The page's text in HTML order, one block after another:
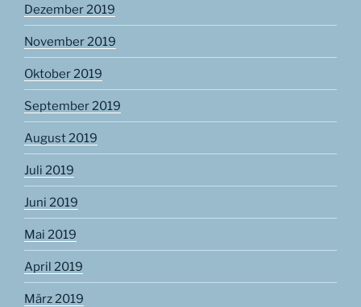
Dezember 2019
November 2019
Oktober 2019
September 2019
August 2019
Juli 2019
Juni 2019
Mai 2019
April 2019
März 2019